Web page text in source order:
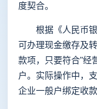
度契合。
根据《人民币银
可办理现金缴存及
款项，只要符合"经
户。实际操作中，
企业一般户绑定收